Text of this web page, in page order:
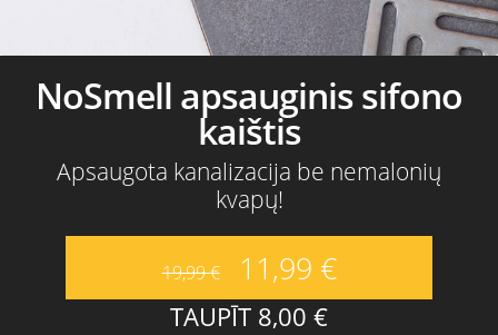
NoSmell apsauginis sifono
kaištis
Apsaugota kanalizacija be nemalonių
kvapų!
19,99€ 11,99 €
TAUPĪT 8,00 €